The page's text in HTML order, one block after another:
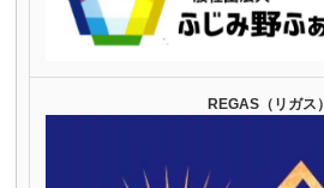
REGAS（リガス）